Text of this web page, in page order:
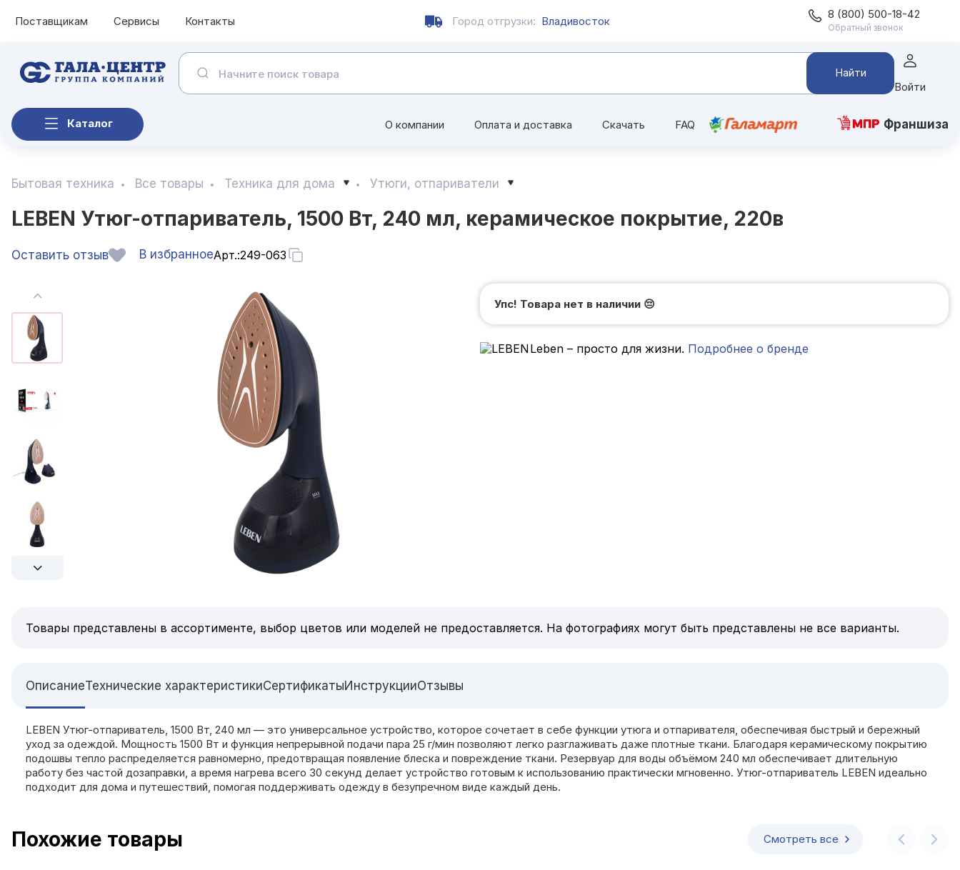
Поставщикам Сервисы Контакты Город отгрузки: Владивосток 8 (800) 500-18-42
Обратный звонок
Найти
Войти
Каталог О компании Оплата и доставка Скачать FAQ Франшиза
Бытовая техника Все товары Техника для дома Утюги, отпариватели
LEBEN Утюг-отпариватель, 1500 Вт, 240 мл, керамическое покрытие, 220в
Оставить отзыв В избранноеАрт.:249-063
Упс! Товара нет в наличии 😔
Leben – просто для жизни. Подробнее о бренде
Товары представлены в ассортименте, выбор цветов или моделей не предоставляется. На фотографиях могут быть представлены не все варианты.
ОписаниеТехнические характеристикиСертификатыИнструкцииОтзывы
LEBEN Утюг-отпариватель, 1500 Вт, 240 мл — это универсальное устройство, которое сочетает в себе функции утюга и отпаривателя, обеспечивая быстрый и бережный
уход за одеждой. Мощность 1500 Вт и функция непрерывной подачи пара 25 г/мин позволяют легко разглаживать даже плотные ткани. Благодаря керамическому покрытию
подошвы тепло распределяется равномерно, предотвращая появление блеска и повреждение ткани. Резервуар для воды объёмом 240 мл обеспечивает длительную
работу без частой дозаправки, а время нагрева всего 30 секунд делает устройство готовым к использованию практически мгновенно. Утюг-отпариватель LEBEN идеально
подходит для дома и путешествий, помогая поддерживать одежду в безупречном виде каждый день.
Похожие товары Смотреть все